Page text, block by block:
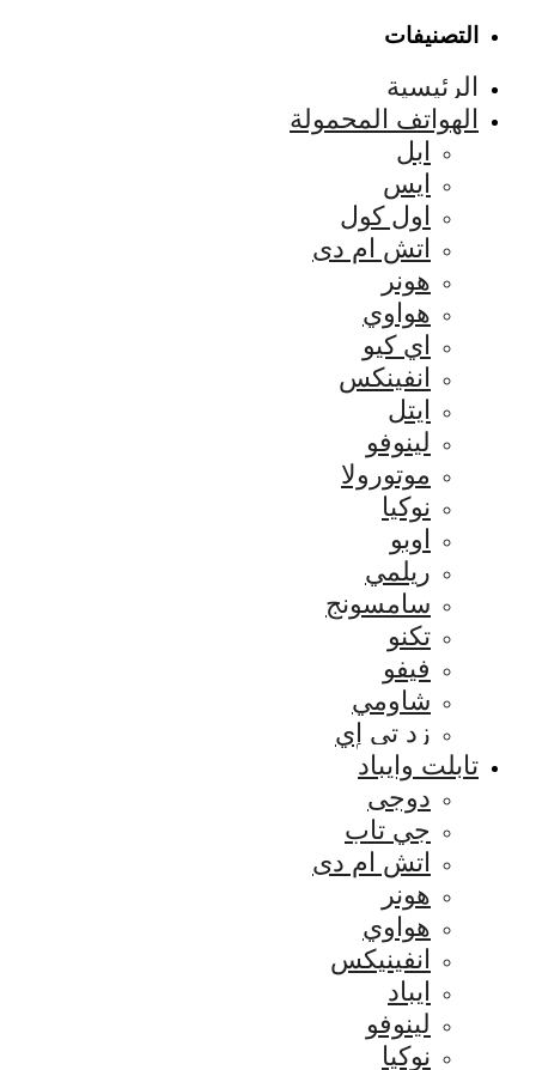
التصنيفات
الرئيسية
الهواتف المحمولة
ابل
ايس
اول كول
اتش ام دى
هونر
هواوي
اي كيو
انفينكس
ايتل
لينوفو
موتورولا
نوكيا
اوبو
ريلمي
سامسونج
تكنو
فيفو
شاومي
زد تي إي
تابلت وايباد
دوجى
جي تاب
اتش ام دى
هونر
هواوي
انفينيكس
ايباد
لينوفو
نوكيا